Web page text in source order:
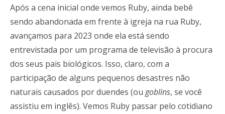
Após a cena inicial onde vemos Ruby, ainda bebê
sendo abandonada em frente à igreja na rua Ruby,
avançamos para 2023 onde ela está sendo
entrevistada por um programa de televisão à procura
dos seus pais biológicos. Isso, claro, com a
participação de alguns pequenos desastres não
naturais causados por duendes (ou goblins, se você
assistiu em inglês). Vemos Ruby passar pelo cotidiano